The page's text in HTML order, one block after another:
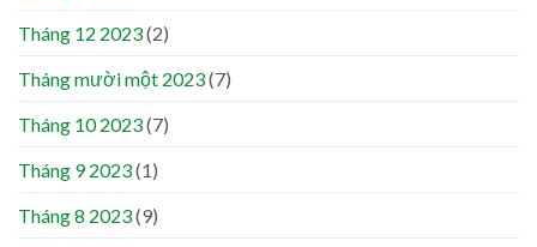
Tháng 12 2023(2)
Tháng mười một 2023(7)
Tháng 10 2023(7)
Tháng 9 2023(1)
Tháng 8 2023(9)